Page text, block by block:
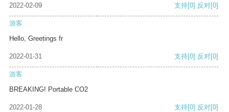
2022-02-09 支持[0] 反对[0]
游客
Hello, Greetings fr
2022-01-31 支持[0] 反对[0]
游客
BREAKING! Portable CO2
2022-01-28 支持[0] 反对[0]